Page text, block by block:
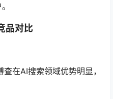
品对比
在AI搜索领域优势明显，